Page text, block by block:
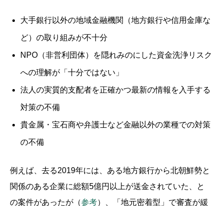
大手銀行以外の地域金融機関（地方銀行や信用金庫な
ど）の取り組みが不十分
NPO（非営利団体）を隠れみのにした資金洗浄リスク
への理解が「十分ではない」
法人の実質的支配者を正確かつ最新の情報を入手する
対策の不備
貴金属・宝石商や弁護士など金融以外の業種での対策
の不備
例えば、去る2019年には、ある地方銀行から北朝鮮勢と
関係のある企業に総額5億円以上が送金されていた、と
の案件があったが（参考）、「地元密着型」で審査が緩